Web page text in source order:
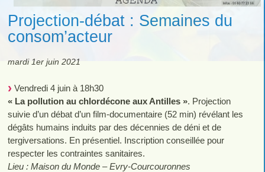
Projection-débat : Semaines du
consom’acteur
mardi 1er juin 2021
Vendredi 4 juin à 18h30
« La pollution au chlordécone aux Antilles ». Projection
suivie d’un débat d’un film-documentaire (52 min) révélant les
dégâts humains induits par des décennies de déni et de
tergiversations. En présentiel. Inscription conseillée pour
respecter les contraintes sanitaires.
Lieu : Maison du Monde – Evry-Courcouronnes